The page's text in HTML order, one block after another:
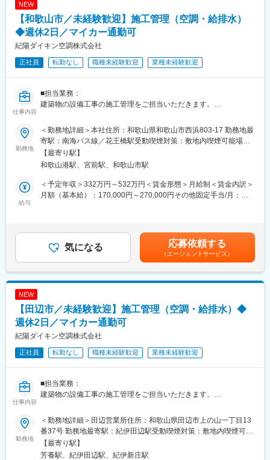
提供し地域の様々なユーザー様に信頼を得てまいりました。
「お客様第一」を経営理念とする当社は、お客様目線で省エネ
性、安全性、コスト面など総合的なシステムのご提案を通じて皆
ります。
NEW
【和歌山市／未経験歓迎】施工管理（空調・給排水）
◆週休2日／マイカー通勤可
紀陽ダイキン空調株式会社
正社員 転勤なし 職種未経験歓迎 業種未経験歓迎
仕事内容
■担当業務：
建築物の設備工事の施工管理をご担当いただきます。
いて施工計画やスケジュールを調整し、安全管理、品質管理、工
程管理、原価管理を適切に行っていただき、計画通りに業務が進
捗しているか工事の管理・監督を担っていただきます。
主に和歌山県内が範囲になります。
■組織構成：
工務部
■魅力ポイント：
◎お仕事の流れなどは丁寧にお教えするので未経験スタートも安
■会社の特徴：
ダイキン工業空調製品の販売を中心に、施工、サービスまで一貫
した体制で事業を運営しております。
提供し地域の様々なユーザー様に信頼を得てまいりました。
様方に喜ばれる会社、地域社会に貢献できる会社を目指してまい
ります。
す。
勤務地
＜勤務地詳細＞本社住所：和歌山県和歌山市西浜803-17 勤務地最
寄駅：南海バス線／花王橋駅受動喫煙対策：敷地内喫煙可能場所
あり
【最寄り駅】
和歌山港駅、宮前駅、和歌山市駅
給与
＜予定年収＞332万円～532万円＜賃金形態＞月給制＜賃金内訳＞
月額（基本給）：170,000円～270,000円その他固定手当/月：
その他固定手当：自動車手当1,500円■賞与：年2回（昨年実績：
年3回5か月分）■昇給：有（前年実績：0～10,000円／月）賃金は
あくまでも目安の金額であり、選考を通じて上下する可能性があ
ります。月給(月額)は固定手当を含めた表記です。
気になる 応募依頼する
（エージェントサービス）
NEW
【田辺市／未経験歓迎】施工管理（空調・給排水）◆
週休2日／マイカー通勤可
紀陽ダイキン空調株式会社
正社員 転勤なし 職種未経験歓迎 業種未経験歓迎
仕事内容
■担当業務：
建築物の設備工事の施工管理をご担当いただきます。
いて施工計画やスケジュールを調整し、安全管理、品質管理、工
程管理、原価管理を適切に行っていただき、計画通りに業務が進
捗しているか工事の管理・監督を担っていただきます。
主に和歌山県内が範囲になります。
勤務地
＜勤務地詳細＞田辺営業所住所：和歌山県田辺市上の山一丁目13
番37号 勤務地最寄駅：紀伊田辺駅受動喫煙対策：敷地内喫煙可能
場所あり
【最寄り駅】
芳養駅、紀伊田辺駅、紀伊新庄駅